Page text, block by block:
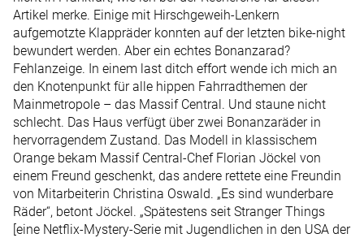
Artikel merke. Einige mit Hirschgeweih-Lenkern
aufgemotzte Klappräder konnten auf der letzten bike-night
bewundert werden. Aber ein echtes Bonanzarad?
Fehlanzeige. In einem last ditch effort wende ich mich an
den Knotenpunkt für alle hippen Fahrradthemen der
Mainmetropole – das Massif Central. Und staune nicht
schlecht. Das Haus verfügt über zwei Bonanzaräder in
hervorragendem Zustand. Das Modell in klassischem
Orange bekam Massif Central-Chef Florian Jöckel von
einem Freund geschenkt, das andere rettete eine Freundin
von Mitarbeiterin Christina Oswald. „Es sind wunderbare
Räder“, betont Jöckel. „Spätestens seit Stranger Things
[eine Netflix-Mystery-Serie mit Jugendlichen in den USA der